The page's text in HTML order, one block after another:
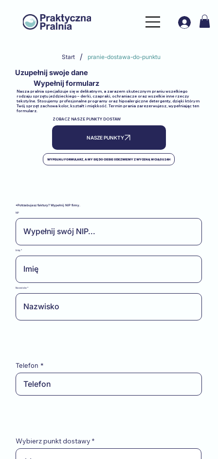
Start / pranie-dostawa-do-punktu
Uzupełnij swoje dane
Wypełnij formularz
Nasza pralnia specjalizuje się w delikatnym, a zarazem skutecznym praniu wszelkiego
rodzaju sprzętu jeździeckiego – derki, czapraki, ochraniacze oraz wszelkie inne rzeczy
tekstylne. Stosujemy profesjonalne programy oraz hipoalergiczne detergenty, dzięki którym
Twój sprzęt zachowa kolor, kształt i miękkość. Termin prania zarezerwujesz, wypełniając ten
formularz.
ZOBACZ NASZE PUNKTY DOSTAW
NASZE PUNKTY
WYPEŁNIJ FORMULARZ, A MY SIĘ DO CIEBIE ODEZWIEMY Z WYCENĄ W CIĄGU 24H
NIP
*Potrzebujesz faktury? Wypełnij NIP firmy.
Imię
Nazwisko
Telefon
Wybierz punkt dostawy